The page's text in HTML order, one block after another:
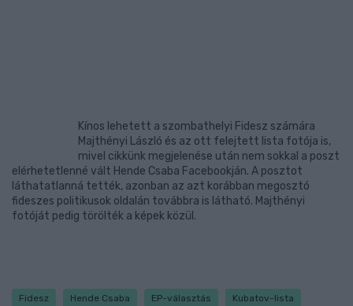
Kínos lehetett a szombathelyi Fidesz számára
Majthényi László és az ott felejtett lista fotója is,
mivel cikkünk megjelenése után nem sokkal a poszt
elérhetetlenné vált Hende Csaba Facebookján. A posztot
láthatatlanná tették, azonban az azt korábban megosztó
fideszes politikusok oldalán továbbra is látható. Majthényi
fotóját pedig törölték a képek közül.
Fidesz Hende Csaba EP-választás Kubatov-lista